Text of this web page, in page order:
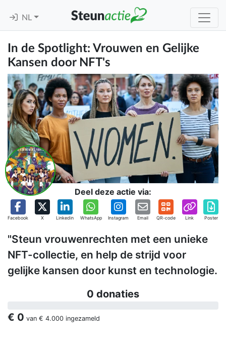
NL
In de Spotlight: Vrouwen en Gelijke
Kansen door NFT's
Deel deze actie via:
Facebook X Linkedin WhatsApp Instagram Email QR-code Link Poster
"Steun vrouwenrechten met een unieke
NFT-collectie, en help de strijd voor
gelijke kansen door kunst en technologie.
0 donaties
€ 0 van € 4.000 ingezameld